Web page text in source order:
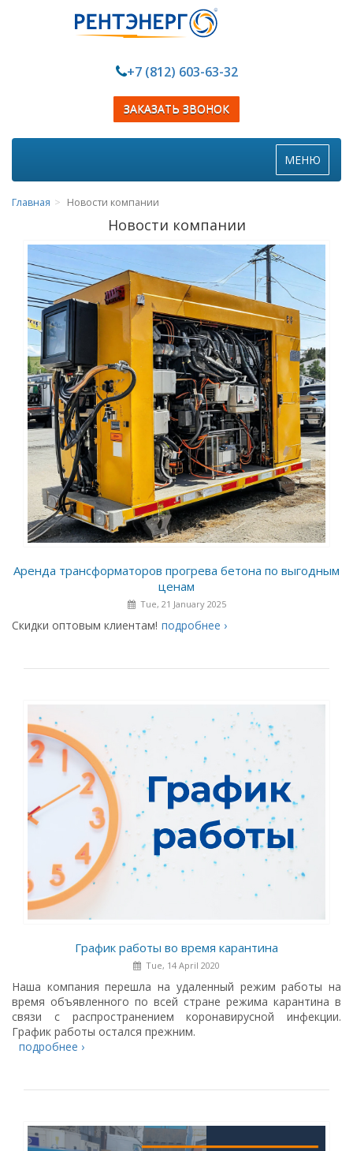
+7 (812) 603-63-32
ЗАКАЗАТЬ ЗВОНОК
Toggle
navigation
МЕНЮ
Главная Новости компании
Новости компании
Аренда трансформаторов прогрева бетона по выгодным
ценам
Tue, 21 January 2025
Скидки оптовым клиентам! подробнее ›
График работы во время карантина
Tue, 14 April 2020
Наша компания перешла на удаленный режим работы на
время объявленного по всей стране режима карантина в
связи с распространением коронавирусной инфекции.
График работы остался прежним.
подробнее ›